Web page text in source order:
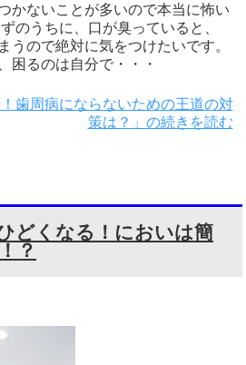
かないことが多いので本当に怖い
のうちに、口が臭っていると、
うので絶対に気をつけたいです。
困るのは自分で・・・
！歯周病にならないための王道の対
策は？」の続きを読む
どくなる！においは簡
？